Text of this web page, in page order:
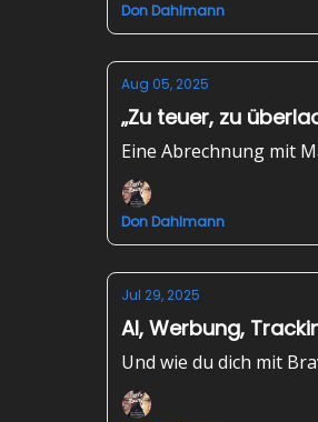
Don Dahlmann
Aug 05, 2025
„Zu teuer, zu
Eine Abrechnung mit
Don Dahlmann
Jul 29, 2025
AI, Werbung,
Und wie du dich mit